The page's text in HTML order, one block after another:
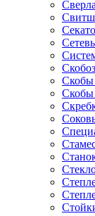
Скобы